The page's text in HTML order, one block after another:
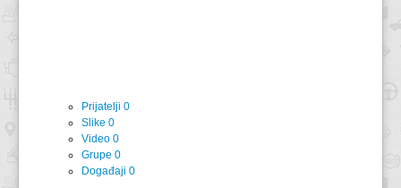
Prijatelji 0
Slike 0
Video 0
Grupe 0
Događaji 0